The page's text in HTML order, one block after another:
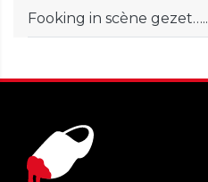
Fooking in scène gezet…..